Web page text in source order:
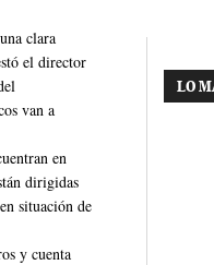
clara
el director
van a
en
dirigidas
situación de
y cuenta
LO